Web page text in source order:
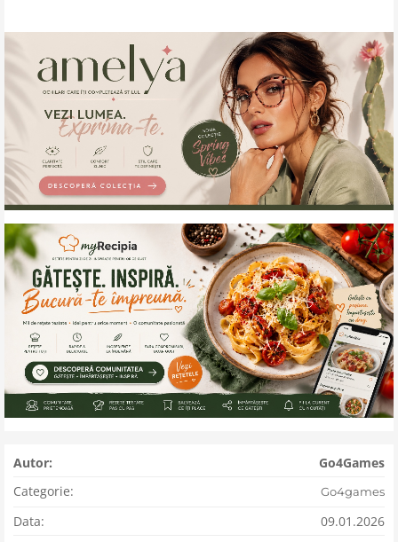
Autor:
Go4Games
Categorie:
Go4games
Data:
09.01.2026